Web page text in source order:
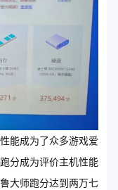
能成为了众多游戏爱
分成为评价主机性能
大师跑分达到两万七